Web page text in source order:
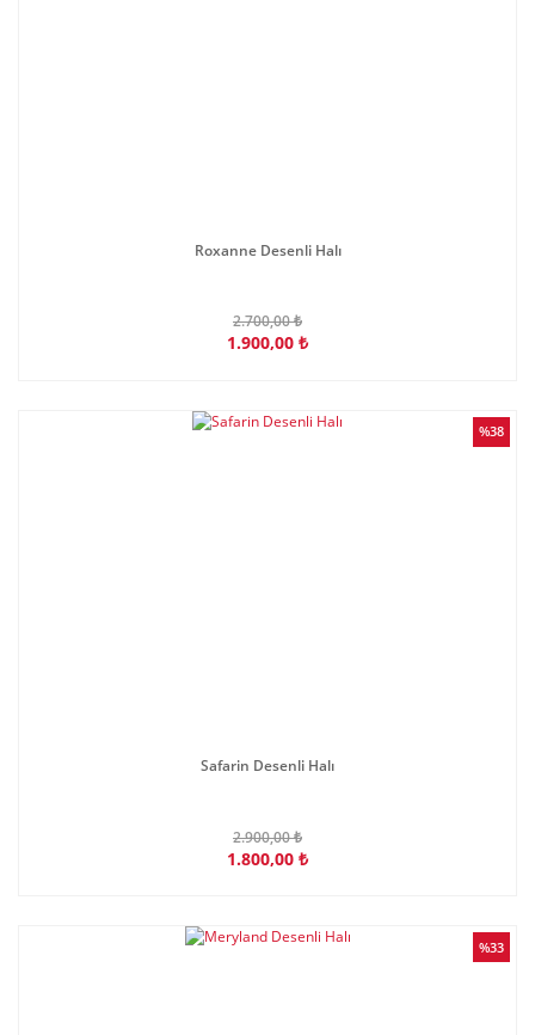
Roxanne Desenli Halı
2.700,00 ₺
1.900,00 ₺
%38
Safarin Desenli Halı
2.900,00 ₺
1.800,00 ₺
%33